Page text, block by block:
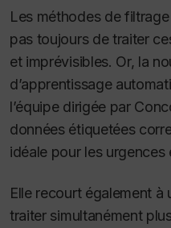
Les méthodes de
pas toujours de traiter
et imprévisibles. Or, la
d’apprentissage
l’équipe dirigée par
données étiquetées
idéale pour les urgences
Elle recourt également
traiter simultanément